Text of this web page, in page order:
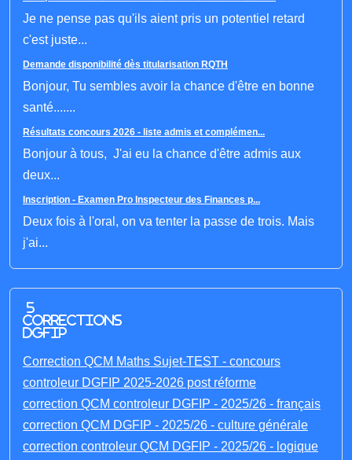
Je ne pense pas qu'ils aient pris un potentiel retard
c'est juste...
Demande disponibilité dès titularisation RQTH
Bonjour, Tu sembles avoir la chance d'être en bonne
santé.......
Résultats concours 2026 - liste admis et complémen...
Bonjour à tous, J'ai eu la chance d'être admis aux
deux...
Inscription - Examen Pro Inspecteur des Finances p...
Deux fois à l'oral, on va tenter la passe de trois. Mais
j'ai...
5
corrections
DGFIP
Correction QCM Maths Sujet-TEST - concours
controleur DGFIP 2025-2026 post réforme
correction QCM controleur DGFIP - 2025/26 - français
correction QCM DGFIP - 2025/26 - culture générale
correction controleur QCM DGFIP - 2025/26 - logique